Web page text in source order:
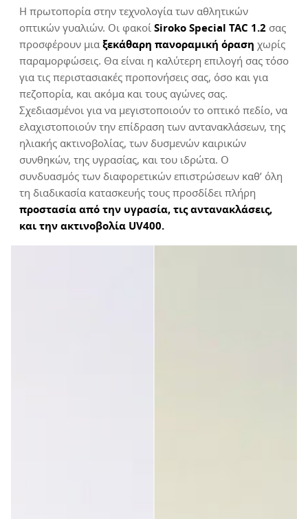
Δοκιμάστε τα προϊόντα μας άνετα στο σπίτι. Έχετε 30 ημέρες
από την ημερομηνία παράδοσης και μετά για να ξεκινήσετε τη
διαδικασία επιστροφής.
Από τον λογαριασμό χρήστη σας, μπορείτε εύκολα και γρήγορα
να επιστρέψετε ένα προϊόν από την παραγγελία σας.
Εκδώστε την επιστροφή χρημάτων σας με την
αρχική μέθοδο πληρωμής
Ταξινόμηση Αναζήτηση:
Επαληθευμένος Πελάτης
Andreas Wesner
Ταιριάζει υπέροχα και με το οπτικό κλιπ, ακριβώς αυτό που
έψαχνα.
Ο εναλλάκτης των γυαλιών είναι πολύ δύσκολος.
Ήταν χρήσιμη αυτή η κριτική; Ναι Αναφορά Κοινοποίηση 7 μήνες πριν
Επαληθευμένος Πελάτης
Marcos Estévez Hernández
Η πρωτοπορία στην τεχνολογία των αθλητικών
οπτικών γυαλιών. Οι φακοίSiroko Special TAC 1.2 σας
προσφέρουν μιαξεκάθαρη πανοραμική όραση χωρίς
παραμορφώσεις. Θα είναι η καλύτερη επιλογή σας τόσο
για τις περιστασιακές προπονήσεις σας, όσο και για
πεζοπορία, και ακόμα και τους αγώνες σας.
Σχεδιασμένοι για να μεγιστοποιούν το οπτικό πεδίο, να
ελαχιστοποιούν την επίδραση των αντανακλάσεων, της
ηλιακής ακτινοβολίας, των δυσμενών καιρικών
συνθηκών, της υγρασίας, και του ιδρώτα. Ο
συνδυασμός των διαφορετικών επιστρώσεων καθ’ όλη
τη διαδικασία κατασκευής τους προσδίδει πλήρη
προστασία από την υγρασία, τις αντανακλάσεις,
και την ακτινοβολία UV400.